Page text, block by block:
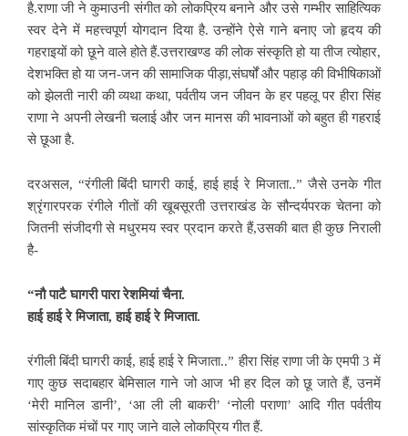
है.राणा जी ने कुमाउनी संगीत को लोकप्रिय बनाने और उसे गम्भीर साहित्यिक
स्वर देने में महत्त्वपूर्ण योगदान दिया है. उन्होंने ऐसे गाने बनाए जो हृदय की
गहराइयों को छूने वाले होते हैं.उत्तराखण्ड की लोक संस्कृति हो या तीज त्योहार,
देशभक्ति हो या जन-जन कीसामाजिक पीड़ा,संघर्षों और पहाड़ की विभीषिकाओं
को झेलती नारी की व्यथा कथा, पर्वतीय जन जीवन के हर पहलू पर हीरा सिंह
राणा ने अपनी लेखनी चलाई और जन मानस की भावनाओं को बहुत ही गहराई
से छूआ है.
दरअसल, “रंगीली बिंदीघागरी काई, हाई हाई रे मिजाता..” जैसे उनके गीत
श्रृंगारपरक रंगीले गीतों की खूबसूरती उत्तराखंड के सौन्दर्यपरक चेतना को
जितनी संजीदगी से मधुरमय स्वर प्रदान करते हैं,उसकी बात ही कुछ निराली
है-
“नौ पाटै घागरी पारा रेशमियां चैना.
हाई हाई रे मिजाता, हाई हाई रे मिजाता.
रंगीली बिंदी घागरी काई, हाई हाई रेमिजाता..” हीरा सिंह राणा जी के एमपी 3 में
गाए कुछ सदाबहार बेमिसाल गाने जो आज भी हर दिल को छू जाते हैं, उनमें
‘मेरी मानिल डानी’, ‘आ ली ली बाकरी’ ‘नोली पराणा’ आदि गीत पर्वतीय
सांस्कृतिक मंचों पर गाए जाने वाले लोकप्रिय गीत हैं.